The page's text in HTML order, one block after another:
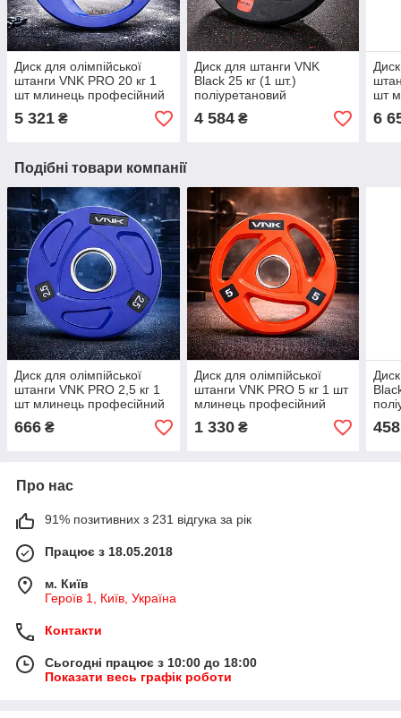
Диск для олімпійської
штанги VNK PRO 20 кг 1
шт млинець професійний
металевий 51 мм
5 321 ₴
Диск для штанги VNK
Black 25 кг (1 шт.)
поліуретановий
посадковий діаметр 51 мм
4 584₴
шт
6
Подібні товари компанії
Диск для олімпійської
штанги VNK PRO 2,5 кг 1
шт млинець професійний
666 ₴
Диск для олімпійської
штанги VNK PRO 5 кг 1 шт
млинець професійний
1 330₴ 458
Про нас
91% позитивних з 231 відгука за рік
Працює з 18.05.2018
м. Київ
Героїв 1, Київ, Україна
Контакти
Сьогодні працює з 10:00 до 18:00
Показати весь графік роботи